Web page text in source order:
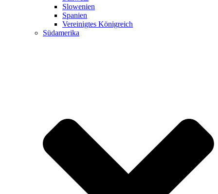
Slowenien
Spanien
Vereinigtes Königreich
Südamerika